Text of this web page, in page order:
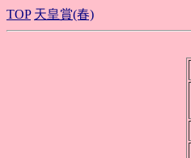
TOP 天皇賞(春)